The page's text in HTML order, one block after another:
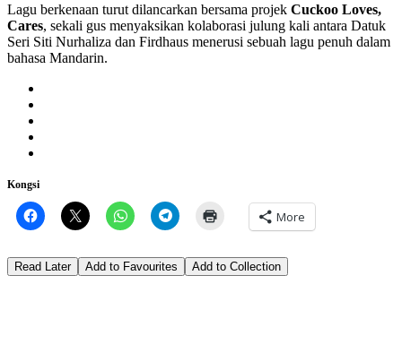
Lagu berkenaan turut dilancarkan bersama projek Cuckoo Loves,
Cares, sekali gus menyaksikan kolaborasi julung kali antara Datuk
Seri Siti Nurhaliza dan Firdhaus menerusi sebuah lagu penuh dalam
bahasa Mandarin.
Kongsi
More
Read Later Add to Favourites Add to Collection